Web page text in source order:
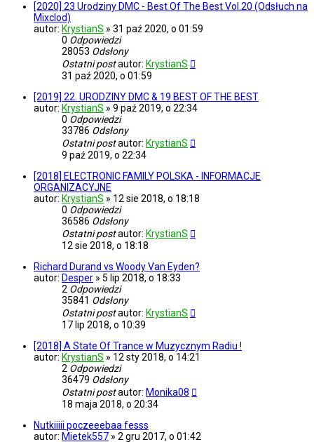
[2020] 23 Urodziny DMC - Best Of The Best Vol.20 (Odsłuch na
Mixclod)
autor: KrystianS » 31 paź 2020, o 01:59
0 Odpowiedzi
28053 Odsłony
Ostatni postautor: KrystianS
31 paź 2020, o 01:59
[2019] 22. URODZINY DMC & 19 BEST OF THE BEST
autor: KrystianS » 9 paź 2019, o 22:34
0 Odpowiedzi
33786 Odsłony
Ostatni postautor: KrystianS
9 paź 2019, o 22:34
[2018] ELECTRONIC FAMILY POLSKA - INFORMACJE
ORGANIZACYJNE
autor: KrystianS » 12 sie 2018, o 18:18
0 Odpowiedzi
36586 Odsłony
Ostatni postautor: KrystianS
12 sie 2018, o 18:18
Richard Durand vs Woody Van Eyden?
autor: Desper » 5 lip 2018, o 18:33
2 Odpowiedzi
35841 Odsłony
Ostatni postautor: KrystianS
17 lip 2018, o 10:39
[2018] A State Of Trance w Muzycznym Radiu !
autor: KrystianS » 12 sty 2018, o 14:21
2 Odpowiedzi
36479 Odsłony
Ostatni postautor: Monika08
18 maja 2018, o 20:34
Nutkiiiii poczeeebaa fesss
autor: Mietek557 » 2 gru 2017, o 01:42